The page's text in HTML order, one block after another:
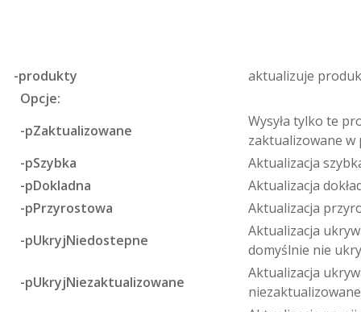
-produkty
aktualizuje
Opcje:
-pZaktualizowane
Wysyła tylko te
zaktualizowane w
-pSzybka
Aktualizacja
-pDokladna
Aktualizacja
-pPrzyrostowa
Aktualizacja
-pUkryjNiedostepne
Aktualizacja
domyślnie nie
-pUkryjNiezaktualizowane
Aktualizacja